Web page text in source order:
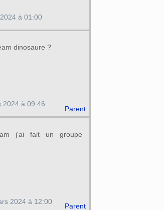
à 01:00
dinosaure ?
Parent
2024 à 09:46
j'ai fait un groupe
Parent
2024 à 12:00